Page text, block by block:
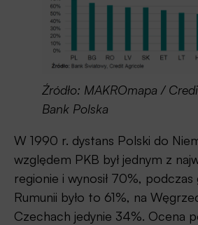
Źródło: MAKROmapa /
Bank Polska
W 1990 r. dystans Polski do
względem PKB był jednym z
regionie i wynosił 70%,
Rumunii było to 61%, na
Czechach jedynie 34%. Ocena